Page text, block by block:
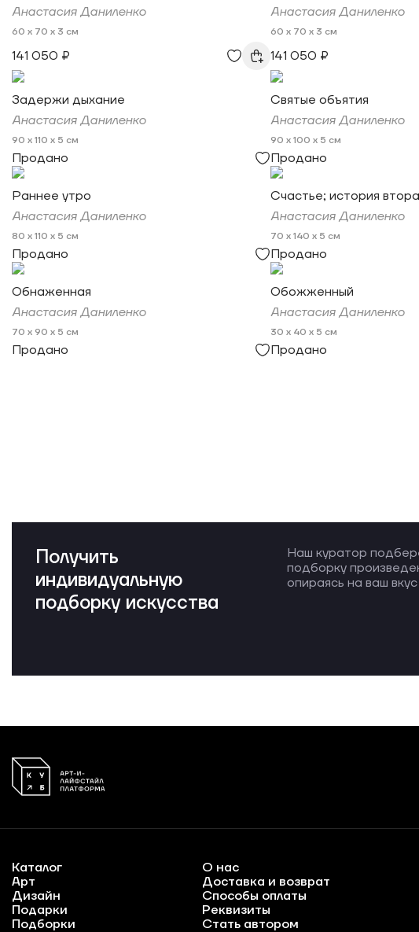
Анастасия Даниленко
60 x 70 x 3 см
141 050 ₽
Задержи дыхание
Анастасия Даниленко
90 x 110 x 5 см
Продано
Раннее утро
Анастасия Даниленко
80 x 110 x 5 см
Продано
Обнаженная
Анастасия Даниленко
70 x 90 x 5 см
Продано
Анастасия Даниленко
60 x 70 x 3 см
141 050 ₽
Святые объятия
Анастасия Даниленко
90 x 100 x 5 см
Продано
Счастье; история
Анастасия Даниленко
70 x 140 x 5 см
Продано
Обожженный
Анастасия Даниленко
30 x 40 x 5 см
Продано
Получить
индивидуальную
подборку искусства
Наш куратор
подборку
опираясь на ваш
Каталог
Арт
Дизайн
Подарки
Подборки
О нас
Доставка и возврат
Способы оплаты
Реквизиты
Стать автором